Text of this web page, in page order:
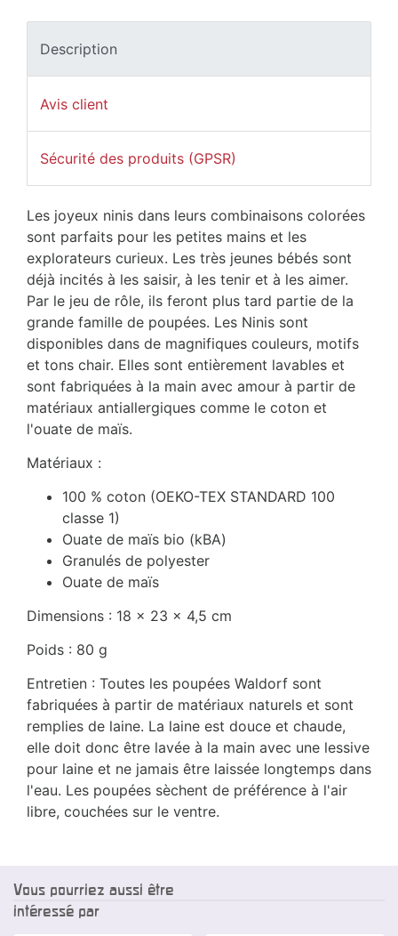
Description
Avis client
Sécurité des produits (GPSR)
Les joyeux ninis dans leurs combinaisons colorées
sont parfaits pour les petites mains et les
explorateurs curieux. Les très jeunes bébés sont
déjà incités à les saisir, à les tenir et à les aimer.
Par le jeu de rôle, ils feront plus tard partie de la
grande famille de poupées. Les Ninis sont
disponibles dans de magnifiques couleurs, motifs
et tons chair. Elles sont entièrement lavables et
sont fabriquées à la main avec amour à partir de
matériaux antiallergiques comme le coton et
l'ouate de maïs.
Matériaux :
100 % coton (OEKO-TEX STANDARD 100
classe 1)
Ouate de maïs bio (kBA)
Granulés de polyester
Ouate de maïs
Dimensions : 18 x 23 x 4,5 cm
Poids : 80 g
Entretien : Toutes les poupées Waldorf sont
fabriquées à partir de matériaux naturels et sont
remplies de laine. La laine est douce et chaude,
elle doit donc être lavée à la main avec une lessive
pour laine et ne jamais être laissée longtemps dans
l'eau. Les poupées sèchent de préférence à l'air
libre, couchées sur le ventre.
Vous pourriez aussi être
intéressé par